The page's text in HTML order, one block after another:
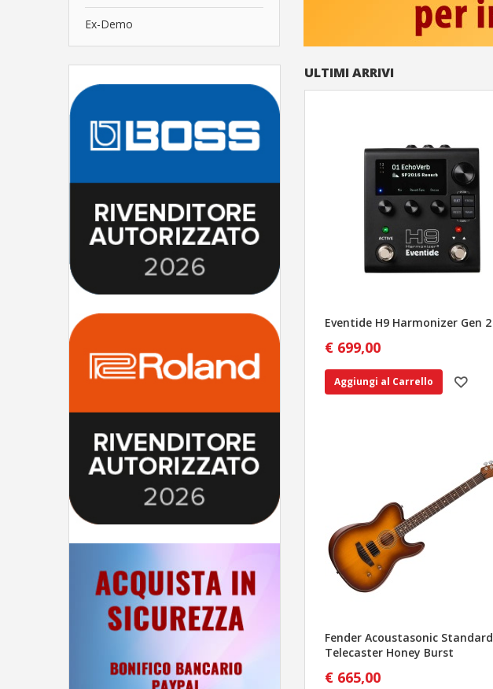
Ex-Demo
ULTIMI ARRIVI
Eventide H9 Harmonizer Gen 2
€ 699,00
Aggiungi al Carrello
Fender Acoustasonic Standard
Telecaster Honey Burst
€ 665,00